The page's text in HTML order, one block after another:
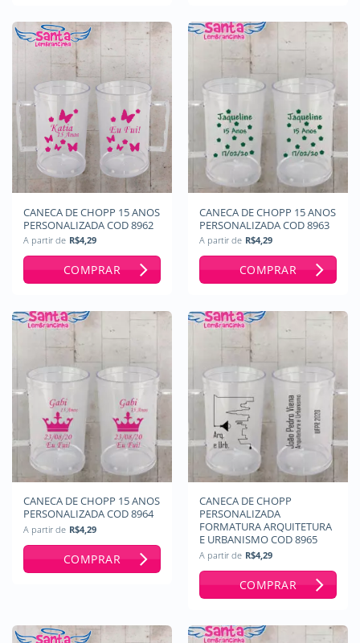
CANECA DE CHOPP 15 ANOS
PERSONALIZADA COD 8962
A partir de R$4,29
COMPRAR
CANECA DE CHOPP 15 ANOS
PERSONALIZADA COD 8963
A partir de R$4,29
COMPRAR
CANECA DE CHOPP 15 ANOS
PERSONALIZADA COD 8964
A partir de R$4,29
COMPRAR
CANECA DE CHOPP
PERSONALIZADA
FORMATURA ARQUITETURA
E URBANISMO COD 8965
A partir de R$4,29
COMPRAR